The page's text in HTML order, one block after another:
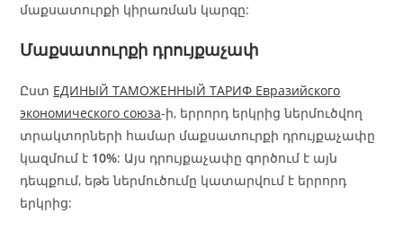
մաքսատուրքի կիրառման կարգը:
Մաքսատուրքի դրույքաչափ
Ըստ ЕДИНЫЙ ТАМОЖЕННЫЙ ТАРИФ Евразийского
экономического союза-ի, երրորդ երկրից ներմուծվող
տրակտորների համար մաքսատուրքի դրույքաչափը
կազմում է 10%: Այս դրույքաչափը գործում է այն
դեպքում, եթե ներմուծումը կատարվում է երրորդ
երկրից: